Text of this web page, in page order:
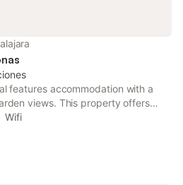
features accommodation with a
views. This property offers
free private parking and free
Wifi